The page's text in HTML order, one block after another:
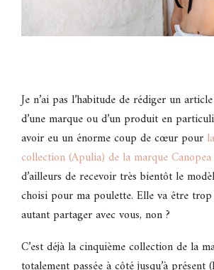
Je n’ai pas l’habitude de rédiger un
d’une marque ou d’un produit en
avoir eu un énorme coup de cœur pour
collection (Apulia) de la marque Canopea
d’ailleurs de recevoir très bientôt le
choisi pour ma poulette. Elle va être
autant partager avec vous, non ?
C’est déjà la cinquième collection de la